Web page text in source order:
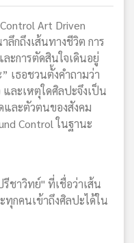
Art Driven
ลึกถึงเส้นทางชีวิต การ
ะการตัดสินใจเดินอยู่
เธอชวนตั้งคำถามว่า
ละเหตุใดศิลปะจึงเป็น
ละตัวตนของสังคม
Control ในฐานะ
ชาวิทย์" ที่เชื่อว่าเส้น
ทุกคนเข้าถึงศิลปะได้ใน